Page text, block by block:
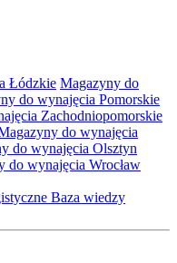
Łódzkie Magazyny do
do wynajęcia Pomorskie
Zachodniopomorskie
do wynajęcia
do wynajęcia Olsztyn
do wynajęcia Wrocław
Baza wiedzy